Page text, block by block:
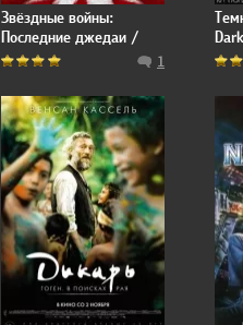
Звёздные войны:
Последние джедаи /
Star Wars: Episode VIII - 1